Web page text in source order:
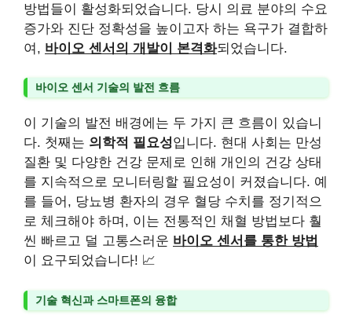
방법들이 활성화되었습니다. 당시 의료 분야의 수요
증가와 진단 정확성을 높이고자 하는 욕구가 결합하
여, 바이오 센서의 개발이 본격화되었습니다.
바이오 센서 기술의 발전 흐름
이 기술의 발전 배경에는 두 가지 큰 흐름이 있습니
다. 첫째는 의학적 필요성입니다. 현대 사회는 만성
질환 및 다양한 건강 문제로 인해 개인의 건강 상태
를 지속적으로 모니터링할 필요성이 커졌습니다. 예
를 들어, 당뇨병 환자의 경우 혈당 수치를 정기적으
로 체크해야 하며, 이는 전통적인 채혈 방법보다 훨
씬 빠르고 덜 고통스러운 바이오 센서를 통한 방법
이 요구되었습니다! 📈
기술 혁신과 스마트폰의 융합